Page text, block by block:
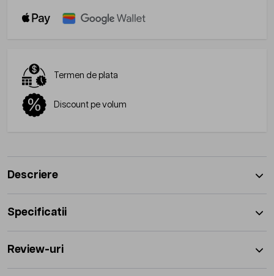
Termen de plata
Discount pe volum
Descriere
Specificatii
Review-uri